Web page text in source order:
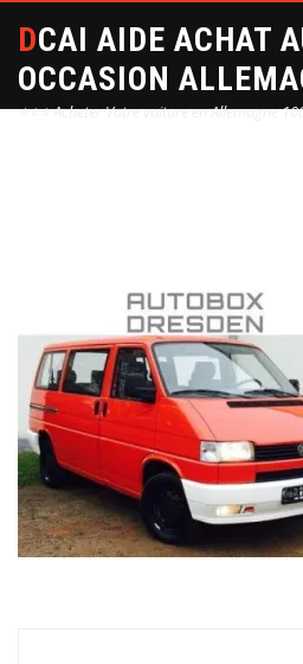
DCAI AIDE ACHAT AUTO
OCCASION
⭐⭐⭐ Acheter Votre voiture en Allemagne